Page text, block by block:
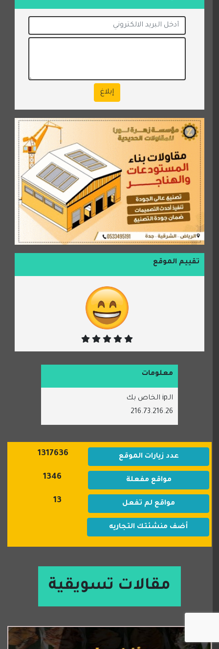
إبلاغ
تقييم الموقع
معلومات
الـip الخاص بك
216.73.216.26
عدد زيارات الموقع 1317636
مواقع مفعلة 1346
مواقع لم تفعل 13
أضف منشئتك التجاريه
مقالات تسويقية